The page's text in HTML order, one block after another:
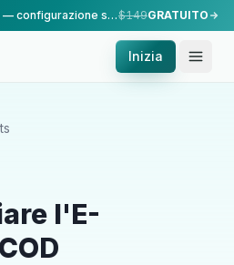
Configurazione gestita da noi — configurazione standard, eseguita dal nostro team.$149GRATUITO
Inizia
l'E-